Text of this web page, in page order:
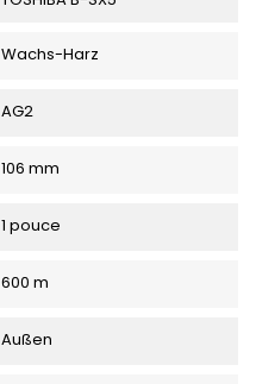
Wachs-Harz
AG2
106 mm
1 pouce
600 m
Außen